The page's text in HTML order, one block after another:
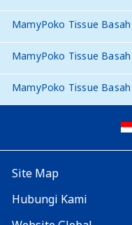
MamyPoko Tissue
MamyPoko Tissue
MamyPoko Tissue
Site Map
Hubungi Kami